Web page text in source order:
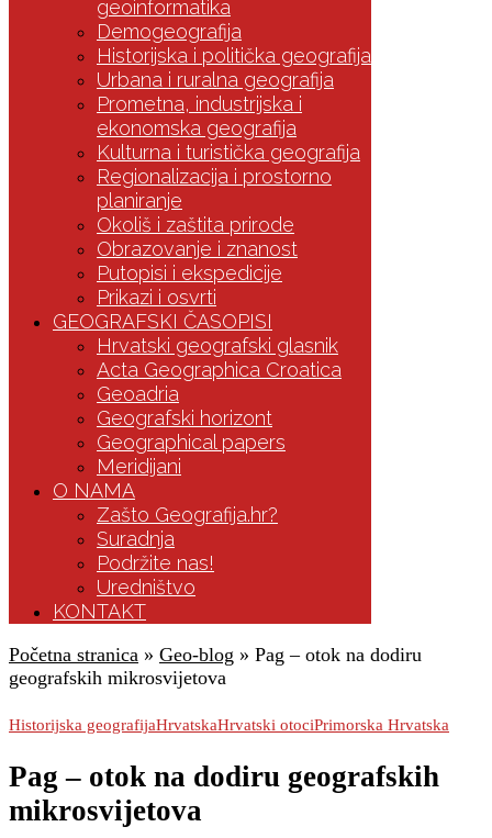
geoinformatika
Demogeografija
Historijska i politička geografija
Urbana i ruralna geografija
Prometna, industrijska i
ekonomska geografija
Kulturna i turistička geografija
Regionalizacija i prostorno
planiranje
Okoliš i zaštita prirode
Obrazovanje i znanost
Putopisi i ekspedicije
Prikazi i osvrti
GEOGRAFSKI ČASOPISI
Hrvatski geografski glasnik
Acta Geographica Croatica
Geoadria
Geografski horizont
Geographical papers
Meridijani
O NAMA
Zašto Geografija.hr?
Suradnja
Podržite nas!
Uredništvo
KONTAKT
Početna stranica » Geo-blog » Pag – otok na dodiru
geografskih mikrosvijetova
Historijska geografijaHrvatskaHrvatski otociPrimorska Hrvatska
Pag – otok na dodiru geografskih
mikrosvijetova